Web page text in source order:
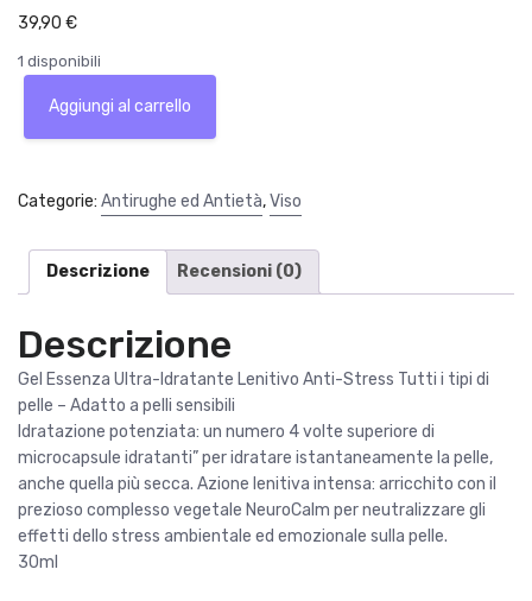
39,90 €
1 disponibili
Hydra
Zen
Gel
essence
ultra
idratante
antistress
quantità
Aggiungi al carrello
Categorie: Antirughe ed Antietà,Viso
Descrizione Recensioni (0)
Descrizione
Gel Essenza Ultra-Idratante Lenitivo Anti-Stress Tutti i tipi di
pelle – Adatto a pelli sensibili
Idratazione potenziata: un numero 4 volte superiore di
microcapsule idratanti” per idratare istantaneamente la pelle,
anche quella più secca. Azione lenitiva intensa: arricchito con il
prezioso complesso vegetale NeuroCalm per neutralizzare gli
effetti dello stress ambientale ed emozionale sulla pelle.
30ml